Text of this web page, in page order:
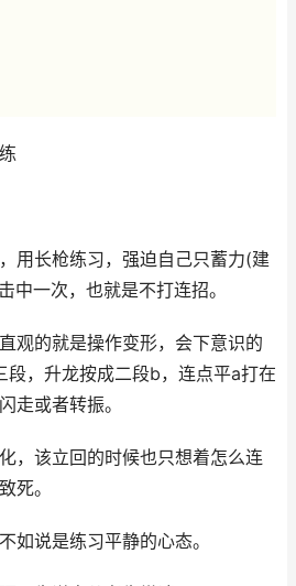
用长枪练习，强迫自己只蓄力(建
中一次，也就是不打连招。
观的就是操作变形，会下意识的
段，升龙按成二段b，连点平a打在
走或者转振。
，该立回的时候也只想着怎么连
死。
如说是练习平静的心态。